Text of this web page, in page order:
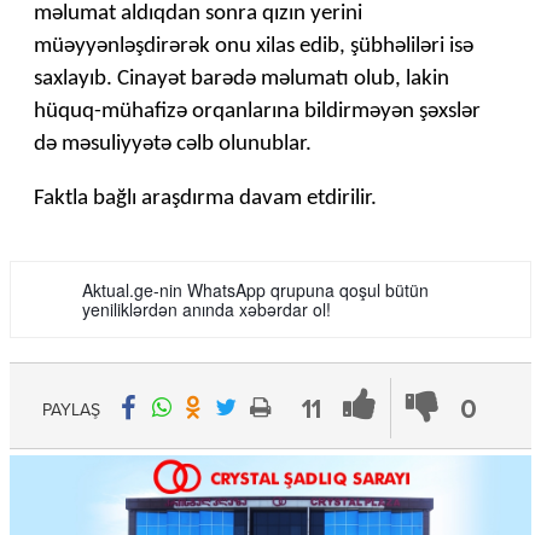
məlumat aldıqdan sonra qızın yerini
müəyyənləşdirərək onu xilas edib, şübhəliləri isə
saxlayıb. Cinayət barədə məlumatı olub, lakin
hüquq-mühafizə orqanlarına bildirməyən şəxslər
də məsuliyyətə cəlb olunublar.
Faktla bağlı araşdırma davam etdirilir.
Aktual.ge-nin WhatsApp qrupuna qoşul bütün
yeniliklərdən anında xəbərdar ol!
11 0
PAYLAŞ